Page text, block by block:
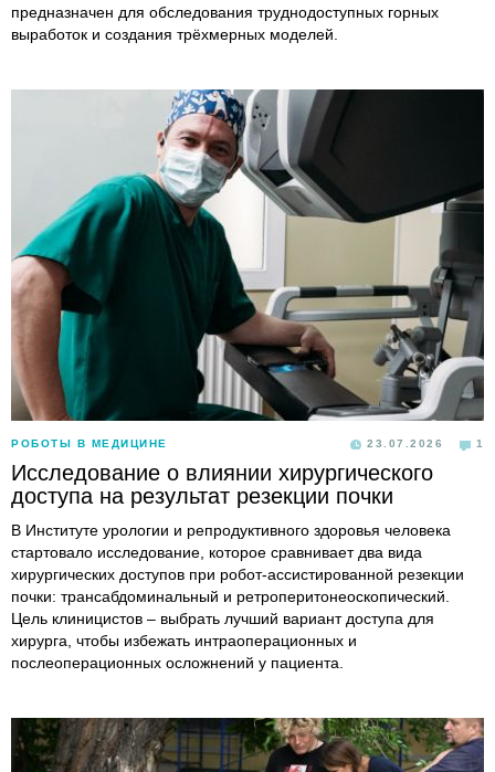
предназначен для обследования труднодоступных горных
выработок и создания трёхмерных моделей.
РОБОТЫ В МЕДИЦИНЕ 23.07.2026 1
Исследование о влиянии хирургического
доступа на результат резекции почки
В Институте урологии и репродуктивного здоровья человека
стартовало исследование, которое сравнивает два вида
хирургических доступов при робот-ассистированной резекции
почки: трансабдоминальный и ретроперитонеоскопический.
Цель клиницистов – выбрать лучший вариант доступа для
хирурга, чтобы избежать интраоперационных и
послеоперационных осложнений у пациента.